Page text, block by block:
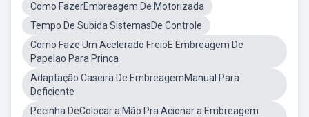
Como FazerEmbreagem De Motorizada
Tempo De Subida SistemasDe Controle
Como Faze Um Acelerado FreioE Embreagem De
Papelao Para Princa
Adaptação Caseira De EmbreagemManual Para
Deficiente
Pecinha DeColocar a Mão Pra Acionar a Embreagem